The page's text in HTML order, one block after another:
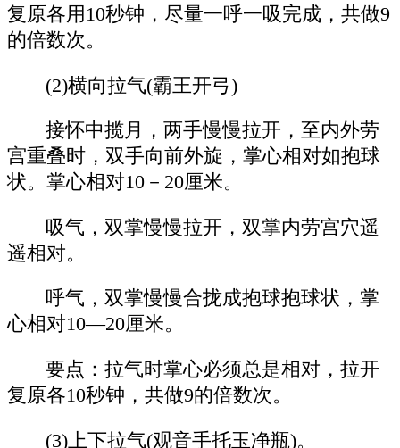
复原各用10秒钟，尽量一呼一吸完成，共做9
的倍数次。
(2)横向拉气(霸王开弓)
接怀中揽月，两手慢慢拉开，至内外劳
宫重叠时，双手向前外旋，掌心相对如抱球
状。掌心相对10－20厘米。
吸气，双掌慢慢拉开，双掌内劳宫穴遥
遥相对。
呼气，双掌慢慢合拢成抱球抱球状，掌
心相对10—20厘米。
要点：拉气时掌心必须总是相对，拉开
复原各10秒钟，共做9的倍数次。
(3)上下拉气(观音手托玉净瓶)。